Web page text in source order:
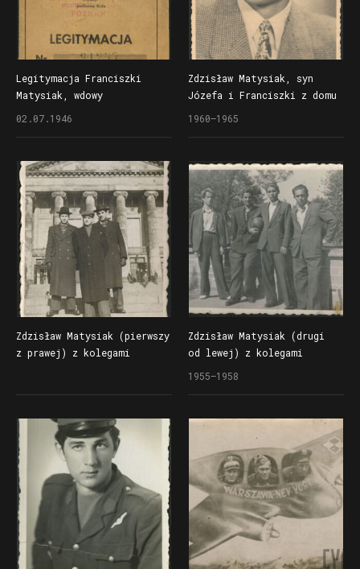
Legitymacja Franciszki
Matysiak, wdowy
po poległym na wojnie
Wojennych RP
02.07.1946
Zdzisław Matysiak, syn
Józefa i Franciszki z domu
Stelmaszyk
1960–1965
Zdzisław Matysiak (pierwszy
z prawej) z kolegami
Zdzisław Matysiak (drugi
od lewej) z kolegami
1955–1958